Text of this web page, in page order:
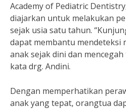
Academy of Pediatric
diajarkan untuk melakukan
sejak usia satu tahun.
dapat membantu mendeteksi
anak sejak dini dan
kata drg. Andini.
Dengan memperhatikan
anak yang tepat, orangtua